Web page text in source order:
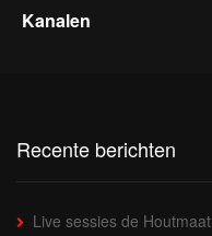
Kanalen
Recente berichten
Live sessies de Houtmaat